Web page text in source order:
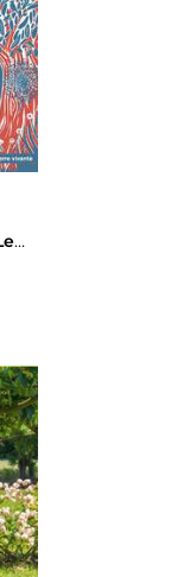
Abeilles Melliferes, Le Pari Du Reensauvagement : De L'apiculture Ecologique A La Libre Evolution